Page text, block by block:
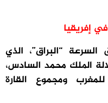
إفريقيا
“البراق”، الذي
الملك محمد السادس،
ومجموع القارة